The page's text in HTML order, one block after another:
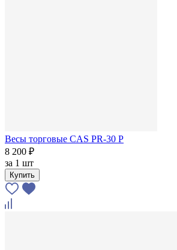
Весы торговые CAS PR-30 P
8 200 ₽
за 1 шт
Купить